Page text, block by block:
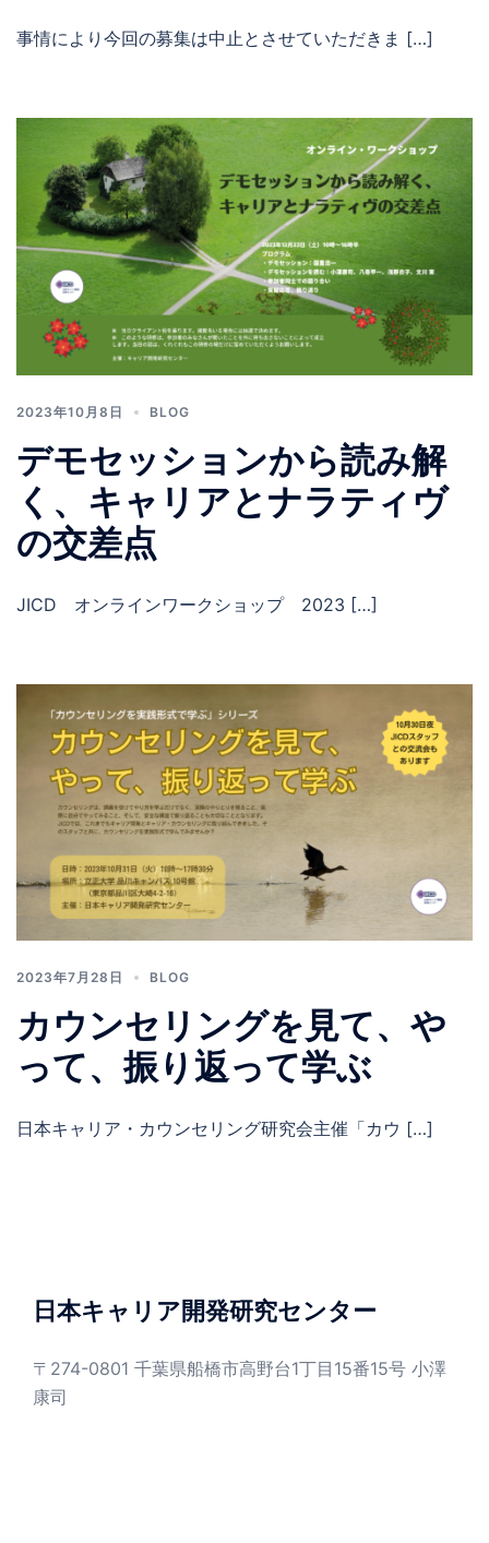
事情により今回の募集は中止とさせていただきま […]
2023年10月8日 BLOG
デモセッションから読み解
く、キャリアとナラティヴ
の交差点
JICD オンラインワークショップ 2023 […]
2023年7月28日 BLOG
カウンセリングを見て、や
って、振り返って学ぶ
日本キャリア・カウンセリング研究会主催「カウ […]
日本キャリア開発研究センター
〒274-0801 千葉県船橋市高野台1丁目15番15号 小澤
康司